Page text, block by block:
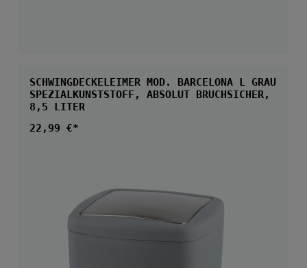
SCHWINGDECKELEIMER MOD. BARCELONA L GRAU
SPEZIALKUNSTSTOFF, ABSOLUT BRUCHSICHER,
8,5 LITER
Regulärer Preis:
22,99 €*